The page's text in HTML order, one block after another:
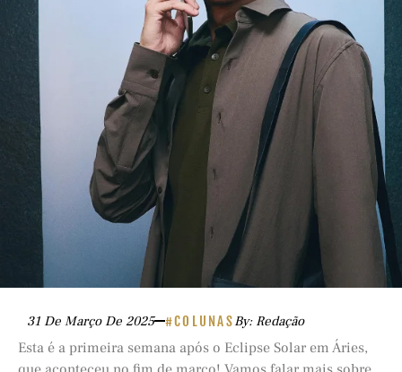
31 De Março De 2025 #COLUNASBy: Redação
Esta é a primeira semana após o Eclipse Solar em Áries,